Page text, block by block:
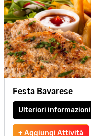
Festa Bavarese
Ulteriori informazioni
+ Aggiungi Attività